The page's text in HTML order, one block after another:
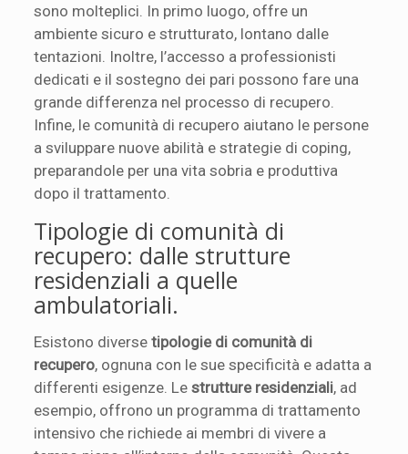
sono molteplici. In primo luogo, offre un
ambiente sicuro e strutturato, lontano dalle
tentazioni. Inoltre, l’accesso a professionisti
dedicati e il sostegno dei pari possono fare una
grande differenza nel processo di recupero.
Infine, le comunità di recupero aiutano le persone
a sviluppare nuove abilità e strategie di coping,
preparandole per una vita sobria e produttiva
dopo il trattamento.
Tipologie di comunità di
recupero: dalle strutture
residenziali a quelle
ambulatoriali.
Esistono diversetipologie di comunità di
recupero, ognuna con le sue specificità e adatta a
differenti esigenze. Lestrutture residenziali, ad
esempio, offrono un programma di trattamento
intensivo che richiede ai membri di vivere a